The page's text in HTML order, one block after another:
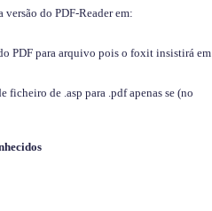
do PDF-Reader em:
PDF para arquivo pois o foxit insistirá em
ficheiro de .asp para .pdf apenas se (no